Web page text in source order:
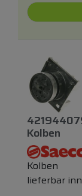
Kolben
Kolben
lieferbar